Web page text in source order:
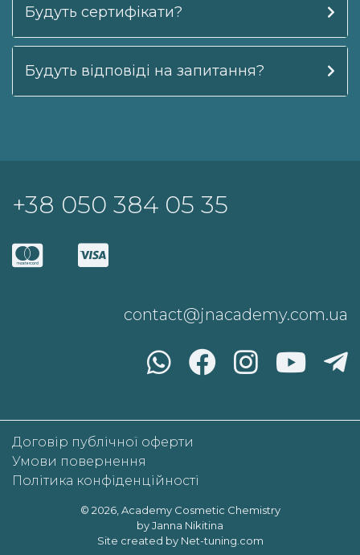
Будуть сертифікати?
Будуть відповіді на запитання?
+38 050 384 05 35
contact@jnacademy.com.ua
Договір публічної оферти
Умови повернення
Політика конфіденційності
© 2026, Academy Cosmetic Chemistry
by Janna Nikitina
Site created by Net-tuning.com